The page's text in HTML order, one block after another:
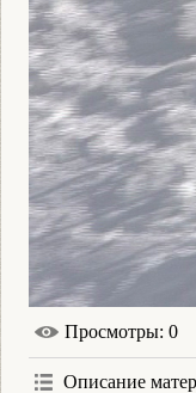
Просмотры: 0
Описание